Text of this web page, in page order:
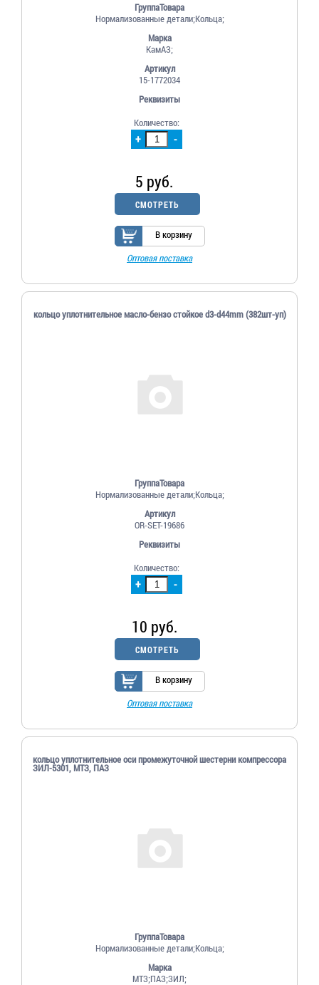
ГруппаТовара
Нормализованные детали;Кольца;
Марка
КамАЗ;
Артикул
15-1772034
Реквизиты
+ -
Количество:
5 руб.
СМОТРЕТЬ
В корзину
Оптовая поставка
кольцо уплотнительное масло-бензо стойкое d3-d44mm (382шт-уп)
ГруппаТовара
Нормализованные детали;Кольца;
Артикул
OR-SET-19686
Реквизиты
+ -
Количество:
10 руб.
СМОТРЕТЬ
В корзину
Оптовая поставка
кольцо уплотнительное оси промежуточной шестерни компрессора
ЗИЛ-5301, МТЗ, ПАЗ
ГруппаТовара
Нормализованные детали;Кольца;
Марка
МТЗ;ПАЗ;ЗИЛ;